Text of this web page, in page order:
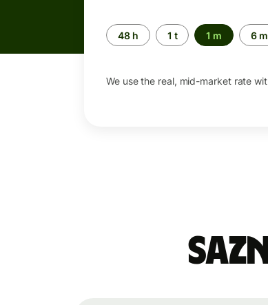
Time
period
48 h 1 t 1 m 6 m
We use the real, mid-market rate